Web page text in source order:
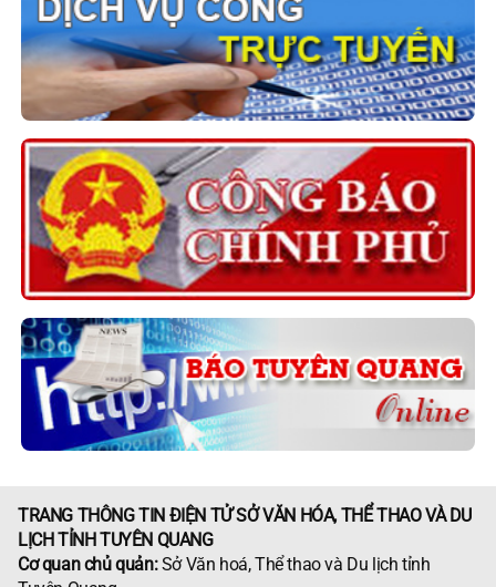
TRANG THÔNG TIN ĐIỆN TỬ SỞ VĂN HÓA, THỂ THAO VÀ DU
LỊCH TỈNH TUYÊN QUANG
Cơ quan chủ quản:Sở Văn hoá, Thể thao và Du lịch tỉnh